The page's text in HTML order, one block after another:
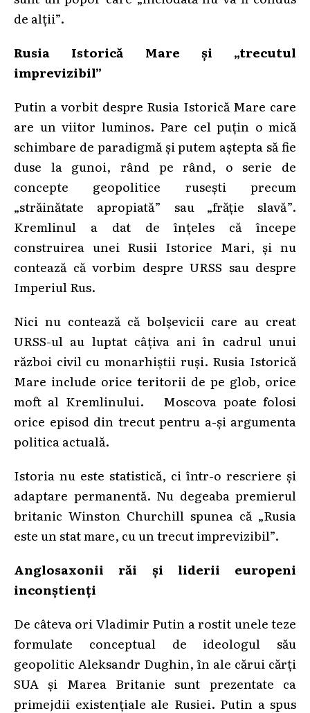
de alții”.
Rusia Istorică Mare și „trecutul
imprevizibil”
Putin a vorbit despre Rusia Istorică Mare care
are un viitor luminos. Pare cel puțin o mică
schimbare de paradigmă și putem aștepta să fie
duse la gunoi, rând pe rând, o serie de
concepte geopolitice rusești precum
„străinătate apropiată” sau „frăție slavă”.
Kremlinul a dat de înțeles că începe
construirea unei Rusii Istorice Mari, și nu
contează că vorbim despre URSS sau despre
Imperiul Rus.
Nici nu contează că bolșevicii care au creat
URSS-ul au luptat câțiva ani în cadrul unui
război civil cu monarhiștii ruși. Rusia Istorică
Mare include orice teritorii de pe glob, orice
moft al Kremlinului. Moscova poate folosi
orice episod din trecut pentru a-și argumenta
politica actuală.
Istoria nu este statistică, ci într-o rescriere și
adaptare permanentă. Nu degeaba premierul
britanic Winston Churchill spunea că „Rusia
este un stat mare, cu un trecut imprevizibil”.
Anglosaxonii răi și liderii europeni
inconștienți
De câteva ori Vladimir Putin a rostit unele teze
formulate conceptual de ideologul său
geopolitic Aleksandr Dughin, în ale cărui cărți
SUA și Marea Britanie sunt prezentate ca
primejdii existențiale ale Rusiei. Putin a spus